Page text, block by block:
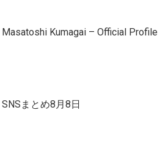
Masatoshi Kumagai – Official Profile
SNSまとめ8月8日